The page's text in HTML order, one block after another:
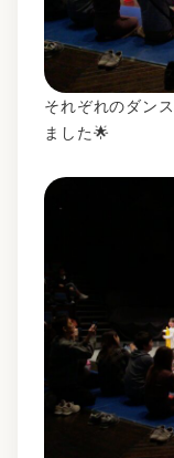
それぞれのダン
ました🌟